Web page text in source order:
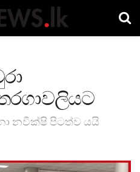
නවීක්ෂි පිටත්ව යයි